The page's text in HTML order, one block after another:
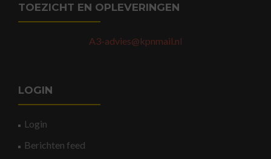
TOEZICHT EN OPLEVERINGEN
A3-advies@kpnmail.nl
LOGIN
Login
Berichten feed